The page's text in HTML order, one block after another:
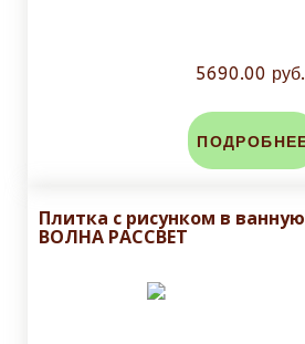
5690.00 руб.
Плитка с рисунком в
ВОЛНА РАССВЕТ